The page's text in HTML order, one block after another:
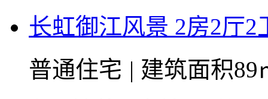
长虹御江风景 2房2厅2
普通住宅 | 建筑面积